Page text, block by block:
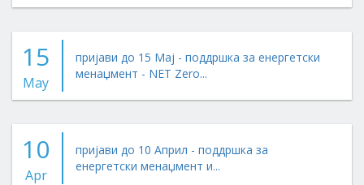
15
May
пријави до 15 Мај - поддршка за енергетски
менаџмент - NET Zero...
10
Apr
пријави до 10 Април - поддршка за
енергетски менаџмент и...